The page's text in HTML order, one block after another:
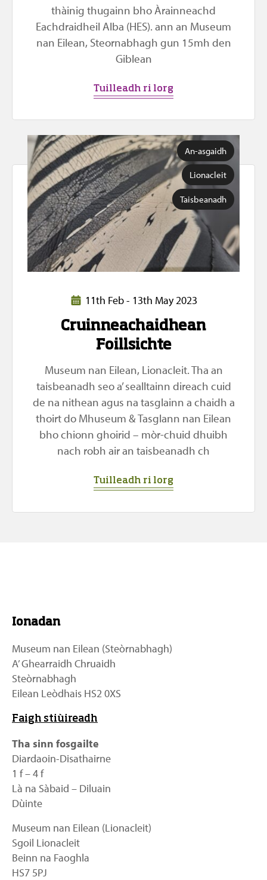
thàinig thugainn bho Àrainneachd
Eachdraidheil Alba (HES). ann an Museum
nan Eilean, Steornabhagh gun 15mh den
Giblean
Tuilleadh ri lorg
An-asgaidh
Lionacleit
Taisbeanadh
11th Feb - 13th May 2023
Cruinneachaidhean
Foillsichte
Museum nan Eilean, Lionacleit. Tha an
taisbeanadh seo a’ sealltainn direach cuid
de na nithean agus na tasglainn a chaidh a
thoirt do Mhuseum & Tasglann nan Eilean
bho chionn ghoirid – mòr-chuid dhuibh
nach robh air an taisbeanadh ch
Tuilleadh ri lorg
Ionadan
Museum nan Eilean (Steòrnabhagh)
A’ Ghearraidh Chruaidh
Steòrnabhagh
Eilean Leòdhais HS2 0XS
Faigh stiùireadh
Tha sinn fosgailte
Diardaoin-Disathairne
1 f – 4 f
Là na Sàbaid – Diluain
Dùinte
Museum nan Eilean (Lionacleit)
Sgoil Lionacleit
Beinn na Faoghla
HS7 5PJ